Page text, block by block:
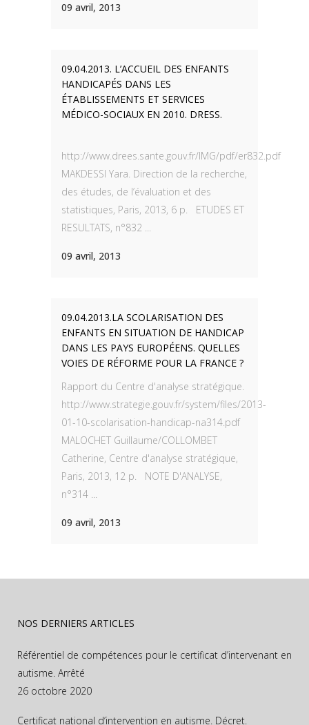
09 avril, 2013
09.04.2013. L’ACCUEIL DES ENFANTS
HANDICAPÉS DANS LES
ÉTABLISSEMENTS ET SERVICES
MÉDICO-SOCIAUX EN 2010. DRESS.
http://www.drees.sante.gouv.fr/IMG/pdf/er832.pdf
MAKDESSI Yara. Direction de la recherche,
des études, de l’évaluation et des
statistiques, Paris, 2013, 6 p. ETUDES ET
RESULTATS, n°832 ...
09 avril, 2013
09.04.2013.LA SCOLARISATION DES
ENFANTS EN SITUATION DE HANDICAP
DANS LES PAYS EUROPÉENS. QUELLES
VOIES DE RÉFORME POUR LA FRANCE ?
Rapport du Centre d'analyse stratégique.
http://www.strategie.gouv.fr/system/files/2013-
01-10-scolarisation-handicap-na314.pdf
MALOCHET Guillaume/COLLOMBET
Catherine, Centre d'analyse stratégique,
Paris, 2013, 12 p. NOTE D'ANALYSE,
n°314 ...
09 avril, 2013
NOS DERNIERS ARTICLES
Référentiel de compétences pour le certificat d’intervenant en
autisme. Arrêté
26 octobre 2020
Certificat national d’intervention en autisme. Décret.